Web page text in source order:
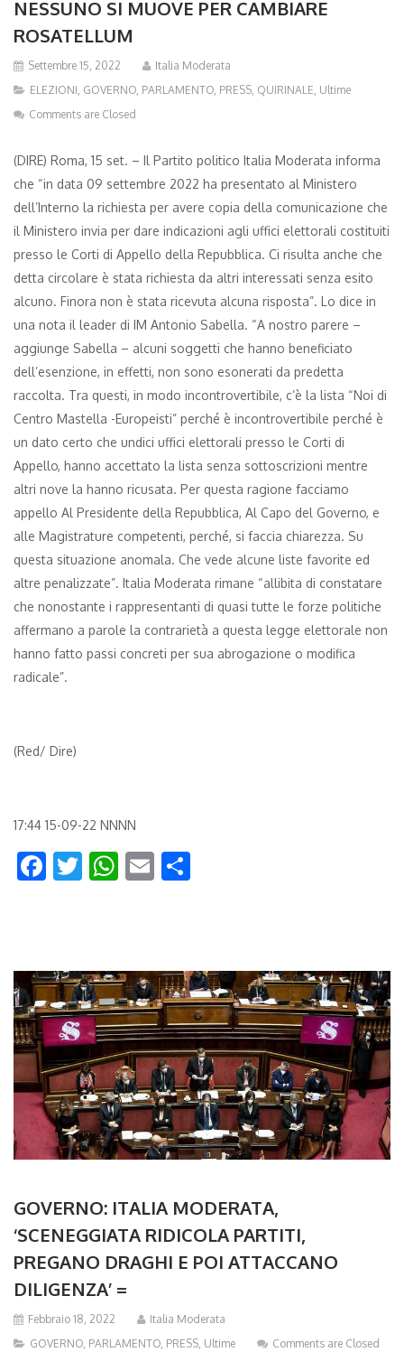
NESSUNO SI MUOVE PER CAMBIARE
ROSATELLUM
Settembre 15, 2022
Italia Moderata
ELEZIONI, GOVERNO, PARLAMENTO, PRESS, QUIRINALE, Ultime
Comments are Closed
(DIRE) Roma, 15 set. – Il Partito politico Italia Moderata informa
che “in data 09 settembre 2022 ha presentato al Ministero
dell’Interno la richiesta per avere copia della comunicazione che
il Ministero invia per dare indicazioni agli uffici elettorali costituiti
presso le Corti di Appello della Repubblica. Ci risulta anche che
detta circolare è stata richiesta da altri interessati senza esito
alcuno. Finora non è stata ricevuta alcuna risposta”. Lo dice in
una nota il leader di IM Antonio Sabella. “A nostro parere –
aggiunge Sabella – alcuni soggetti che hanno beneficiato
dell’esenzione, in effetti, non sono esonerati da predetta
raccolta. Tra questi, in modo incontrovertibile, c’è la lista “Noi di
Centro Mastella -Europeisti” perché è incontrovertibile perché è
un dato certo che undici uffici elettorali presso le Corti di
Appello, hanno accettato la lista senza sottoscrizioni mentre
altri nove la hanno ricusata. Per questa ragione facciamo
appello Al Presidente della Repubblica, Al Capo del Governo, e
alle Magistrature competenti, perché, si faccia chiarezza. Su
questa situazione anomala. Che vede alcune liste favorite ed
altre penalizzate”. Italia Moderata rimane “allibita di constatare
che nonostante i rappresentanti di quasi tutte le forze politiche
affermano a parole la contrarietà a questa legge elettorale non
hanno fatto passi concreti per sua abrogazione o modifica
radicale”.
(Red/ Dire)
17:44 15-09-22 NNNN
Facebook
Twitter
WhatsApp
Email
GOVERNO: ITALIA MODERATA,
‘SCENEGGIATA RIDICOLA PARTITI,
PREGANO DRAGHI E POI ATTACCANO
DILIGENZA’ =
Febbraio 18, 2022
Italia Moderata
GOVERNO, PARLAMENTO, PRESS, Ultime Comments are Closed